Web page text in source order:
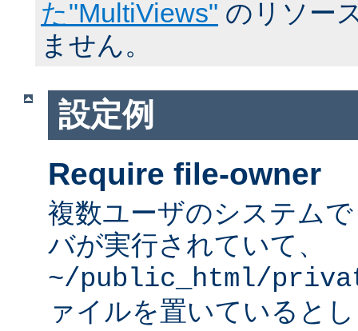
た"MultiViews" のリソー
ません。
設定例
Require file-owner
複数ユーザのシステム
バが実行されていて、
~/public_html/
ァイルを置いていると